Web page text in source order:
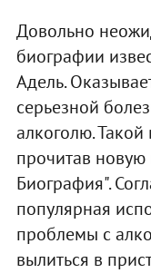
Довольно
биографии
Адель.
серьезной
алкоголю.
прочитав
Биография".
популярная
проблемы с
вылиться в